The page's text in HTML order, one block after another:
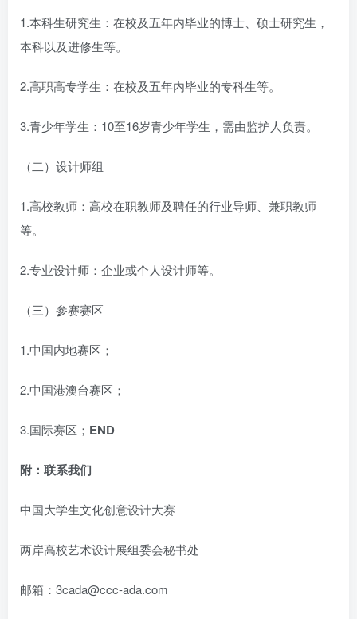
1.本科生研究生：在校及五年内毕业的博士、硕士研究生，
本科以及进修生等。
2.高职高专学生：在校及五年内毕业的专科生等。
3.青少年学生：10至16岁青少年学生，需由监护人负责。
（二）设计师组
1.高校教师：高校在职教师及聘任的行业导师、兼职教师
等。
2.专业设计师：企业或个人设计师等。
（三）参赛赛区
1.中国内地赛区；
2.中国港澳台赛区；
3.国际赛区； END
附：联系我们
中国大学生文化创意设计大赛
两岸高校艺术设计展组委会秘书处
邮箱：3cada@ccc-ada.com